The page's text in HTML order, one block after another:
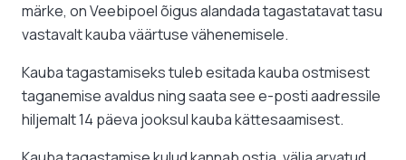
märke, on Veebipoel õigus alandada tagastatavat tasu
vastavalt kauba väärtuse vähenemisele.
Kauba tagastamiseks tuleb esitada kauba ostmisest
taganemise avaldus ning saata see e-posti aadressile
hiljemalt 14 päeva jooksul kauba kättesaamisest.